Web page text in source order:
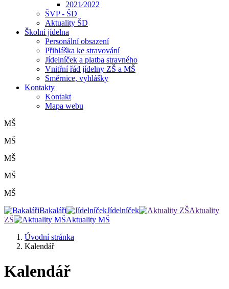
2021⁄2022
ŠVP - ŠD
Aktuality ŠD
Školní jídelna
Personální obsazení
Přihláška ke stravování
Jídelníček a platba stravného
Vnitřní řád jídelny ZŠ a MŠ
Směrnice, vyhlášky
Kontakty
Kontakt
Mapa webu
MŠ
MŠ
MŠ
MŠ
MŠ
Bakaláři
Jídelníček
Aktuality
ZŠ
Aktuality MŠ
Úvodní stránka
Kalendář
Kalendář